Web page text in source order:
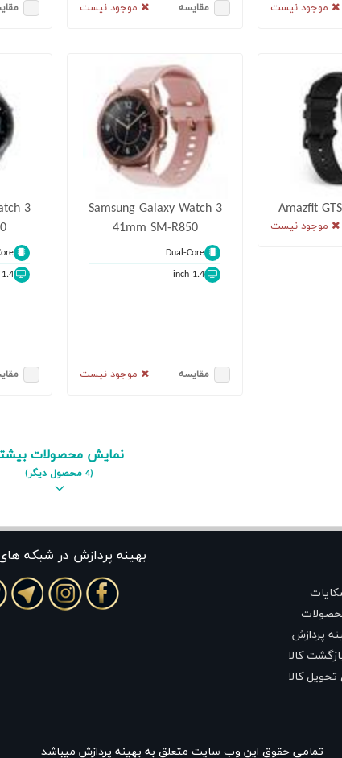
موجود نیست موجود نیست مقایسه
Amazfit
موجود نیست
Samsung Galaxy Watch 3
41mm SM-R850
Dual-Core
1.4 inch
موجود نیست مقایسه
3
1.4 inch
نمایش محصولات
(4 محصول دیگر)
پردازش
کالا
کالا
بهينه پردازش در شبکه
تمامی حقوق این وب سایت متعلق به بهینه پردازش میباشد